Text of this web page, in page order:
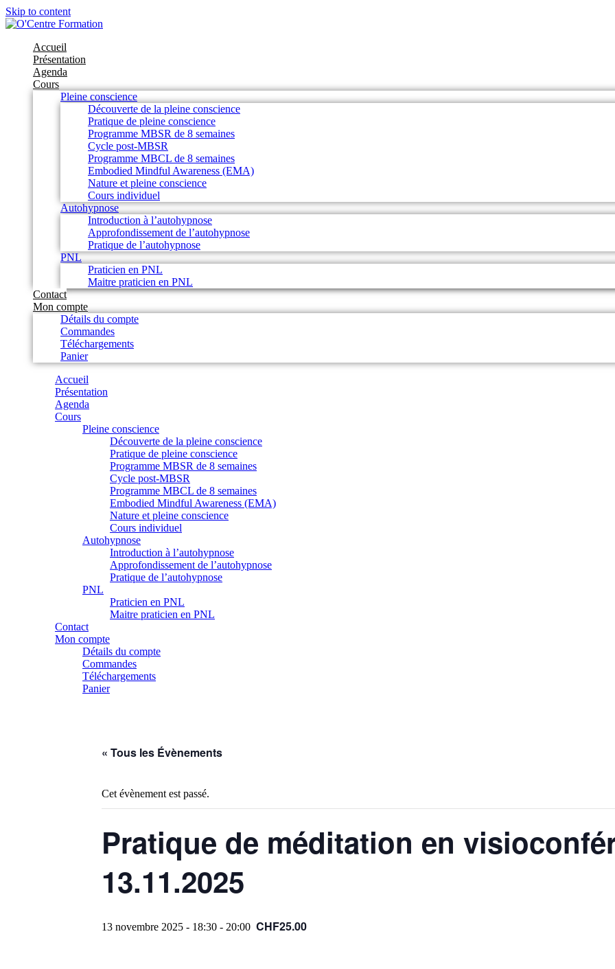
Skip to content
Accueil
Présentation
Agenda
Cours
Pleine conscience
Découverte de la pleine conscience
Pratique de pleine conscience
Programme MBSR de 8 semaines
Cycle post-MBSR
Programme MBCL de 8 semaines
Embodied Mindful Awareness (EMA)
Nature et pleine conscience
Cours individuel
Autohypnose
Introduction à l’autohypnose
Approfondissement de l’autohypnose
Pratique de l’autohypnose
PNL
Praticien en PNL
Maitre praticien en PNL
Contact
Mon compte
Détails du compte
Commandes
Téléchargements
Panier
Accueil
Présentation
Agenda
Cours
Pleine conscience
Découverte de la pleine conscience
Pratique de pleine conscience
Programme MBSR de 8 semaines
Cycle post-MBSR
Programme MBCL de 8 semaines
Embodied Mindful Awareness (EMA)
Nature et pleine conscience
Cours individuel
Autohypnose
Introduction à l’autohypnose
Approfondissement de l’autohypnose
Pratique de l’autohypnose
PNL
Praticien en PNL
Maitre praticien en PNL
Contact
Mon compte
Détails du compte
Commandes
Téléchargements
Panier
« Tous les Évènements
Cet évènement est passé.
Pratique de méditation en
13.11.2025
13 novembre 2025 - 18:30 - 20:00 CHF25.00